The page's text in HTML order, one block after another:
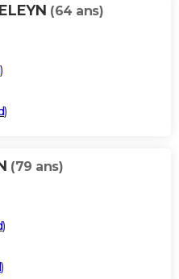
(64 ans)
)
)
(79 ans)
)
)